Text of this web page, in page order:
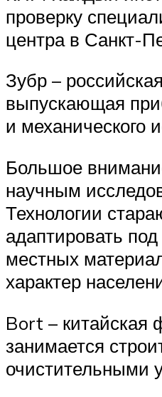
проверку
центра в Санкт-
Зубр –
выпускающая
и механического
Большое
научным
Технологии
адаптировать
местных
характер
Bort – китайская
занимается
очистительными